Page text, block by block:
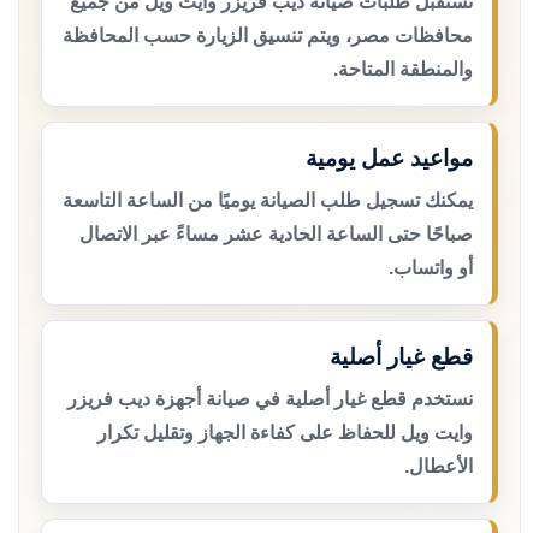
محافظات مصر، ويتم تنسيق الزيارة حسب المحافظة
والمنطقة المتاحة.
مواعيد عمل يومية
يمكنك تسجيل طلب الصيانة يوميًا من الساعة التاسعة
صباحًا حتى الساعة الحادية عشر مساءً عبر الاتصال
أو واتساب.
قطع غيار أصلية
نستخدم قطع غيار أصلية في صيانة أجهزة ديب فريزر
وايت ويل للحفاظ على كفاءة الجهاز وتقليل تكرار
الأعطال.